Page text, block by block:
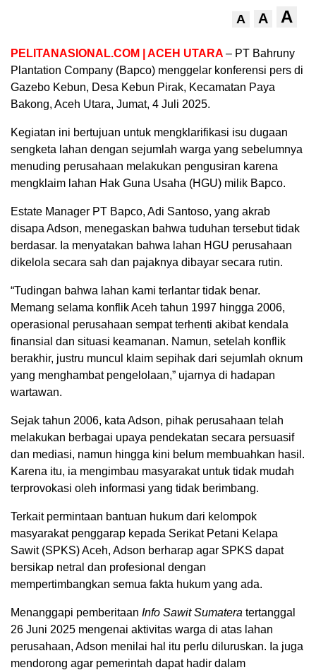
A A A
PELITANASIONAL.COM | ACEH UTARA – PT Bahruny
Plantation Company (Bapco) menggelar konferensi pers di
Gazebo Kebun, Desa Kebun Pirak, Kecamatan Paya
Bakong, Aceh Utara, Jumat, 4 Juli 2025.
Kegiatan ini bertujuan untuk mengklarifikasi isu dugaan
sengketa lahan dengan sejumlah warga yang sebelumnya
menuding perusahaan melakukan pengusiran karena
mengklaim lahan Hak Guna Usaha (HGU) milik Bapco.
Estate Manager PT Bapco, Adi Santoso, yang akrab
disapa Adson, menegaskan bahwa tuduhan tersebut tidak
berdasar. Ia menyatakan bahwa lahan HGU perusahaan
dikelola secara sah dan pajaknya dibayar secara rutin.
“Tudingan bahwa lahan kami terlantar tidak benar.
Memang selama konflik Aceh tahun 1997 hingga 2006,
operasional perusahaan sempat terhenti akibat kendala
finansial dan situasi keamanan. Namun, setelah konflik
berakhir, justru muncul klaim sepihak dari sejumlah oknum
yang menghambat pengelolaan,” ujarnya di hadapan
wartawan.
Sejak tahun 2006, kata Adson, pihak perusahaan telah
melakukan berbagai upaya pendekatan secara persuasif
dan mediasi, namun hingga kini belum membuahkan hasil.
Karena itu, ia mengimbau masyarakat untuk tidak mudah
terprovokasi oleh informasi yang tidak berimbang.
Terkait permintaan bantuan hukum dari kelompok
masyarakat penggarap kepada Serikat Petani Kelapa
Sawit (SPKS) Aceh, Adson berharap agar SPKS dapat
bersikap netral dan profesional dengan
mempertimbangkan semua fakta hukum yang ada.
Menanggapi pemberitaan Info Sawit Sumatera tertanggal
26 Juni 2025 mengenai aktivitas warga di atas lahan
perusahaan, Adson menilai hal itu perlu diluruskan. Ia juga
mendorong agar pemerintah dapat hadir dalam